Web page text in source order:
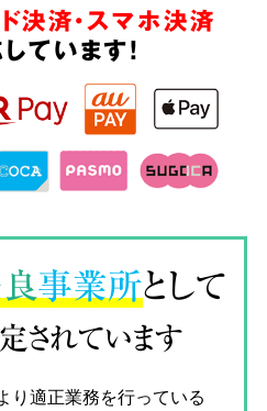
決済・スマホ決済
ています!
事業所として
されています
り適正業務を行っている